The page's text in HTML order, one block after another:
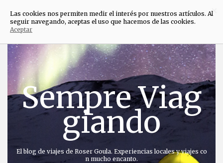
contenido
Sempre Viag
giando
El blog de viajes de Roser Goula. Experiencias locales y viajes co
n mucho encanto.
×
Las cookies nos permiten medir el interés por nuestros artículos. Al
seguir navegando, aceptas el uso que hacemos de las cookies.
Aceptar